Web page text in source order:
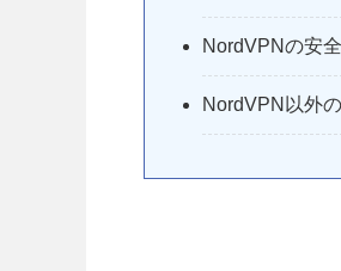
NordVPNの安
NordVPN以外